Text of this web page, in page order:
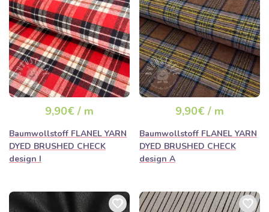
9,90€ / m
Baumwollstoff FLANEL YARN
DYED BRUSHED CHECK
design I
9,90€ / m
Baumwollstoff FLANEL YARN
DYED BRUSHED CHECK
design A